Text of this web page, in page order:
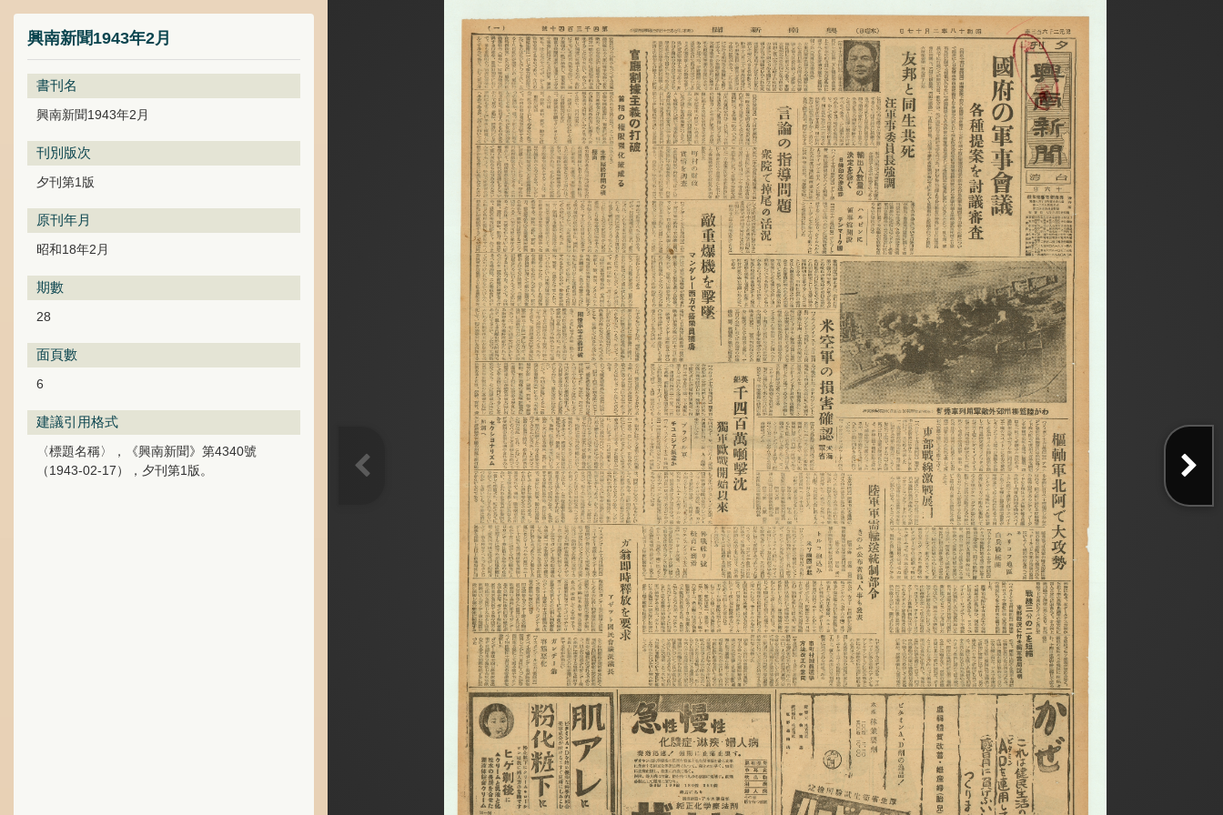
興南新聞1943年2月
書刊名
興南新聞1943年2月
刊別版次
夕刊第1版
原刊年月
昭和18年2月
期數
28
面頁數
6
建議引用格式
〈標題名稱〉，《興南新聞》第4340號
（1943-02-17），夕刊第1版。